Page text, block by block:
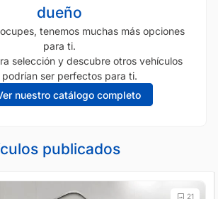
dueño
tenemos muchas más opciones
para ti.
selección y descubre otros vehículos
ser perfectos para ti.
nuestro catálogo completo
publicados
21